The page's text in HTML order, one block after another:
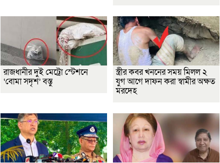
রাজধানীর দুই মেট্রো স্টেশনে
‘বোমা সদৃশ’ বস্তু
স্ত্রীর কবর খননের সময় মিলল ২
যুগ আগে দাফন করা স্বামীর অক্ষত
মরদেহ